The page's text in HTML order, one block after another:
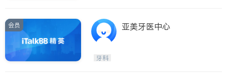
会员 亚美牙医中心
牙科